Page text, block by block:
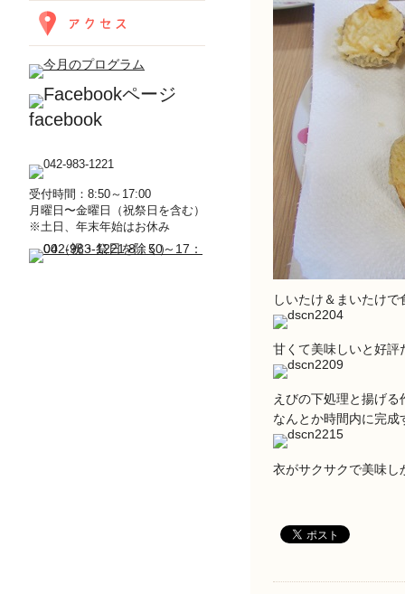
facebook
受付時間：8:50～17:00
月曜日〜金曜日（祝祭日を含む）
※土日、年末年始はお休み
しいたけ＆まいたけ
甘くて美味しいと好評
えびの下処理と揚げ
なんとか時間内に完
衣がサクサクで美味